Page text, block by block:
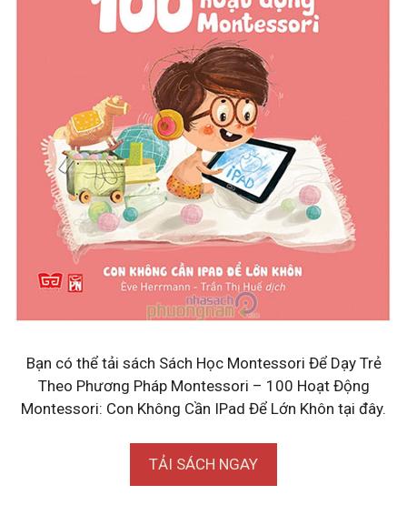
Bạn có thể tải sách Sách Học Montessori Để Dạy Trẻ
Theo Phương Pháp Montessori – 100 Hoạt Động
Montessori: Con Không Cần IPad Để Lớn Khôn tại đây.
TẢI SÁCH NGAY